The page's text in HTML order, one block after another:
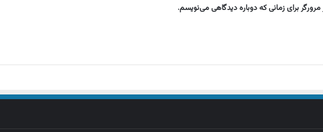
برای زمانی که دوباره دیدگاهی می‌نویسم.